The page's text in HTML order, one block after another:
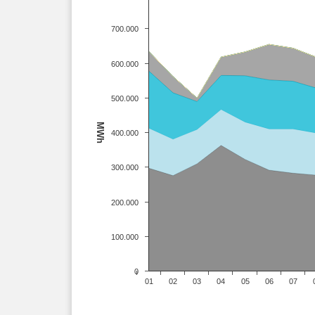
MWh
01 02 03 04 05 06 07
0
100.000
200.000
300.000
400.000
500.000
600.000
700.000